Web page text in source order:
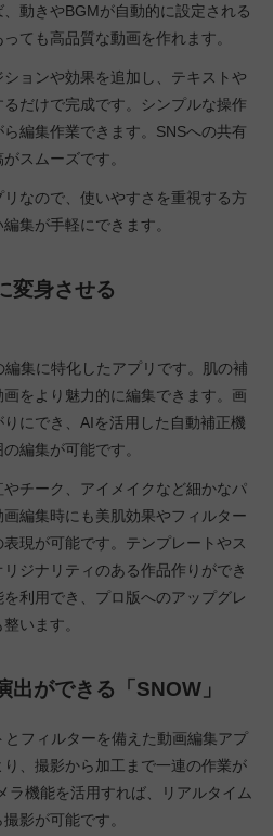
動きやBGMが自動的に設定される
ても高品質な動画を作れます。
ョンや効果を追加し、テキストや
だけで完成です。シンプルな操作
編集作業できます。SNSへの共有
スムーズです。
なので、使いやすさを重視する方
集が手軽にできます。
変身させる
集に特化したアプリです。肌の補
をより魅力的に編集できます。画
にでき、AIを活用した自動補正機
編集が可能です。
チーク、アイメイクなど細かなパ
編集時にも美肌効果やフィルター
現が可能です。テンプレートやス
ジナリティのある作品作りができ
利用でき、プロ版へのアップグレ
います。
出ができる「SNOW」
フィルターを備えた動画編集アプ
、撮影から加工まで一連の作業が
ラ機能を活用すれば、リアルタイム
影が可能です。